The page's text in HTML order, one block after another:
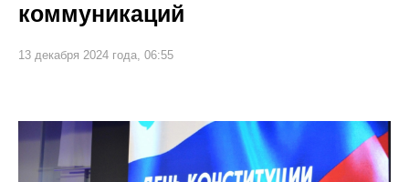
коммуникаций
13 декабря 2024 года, 06:55